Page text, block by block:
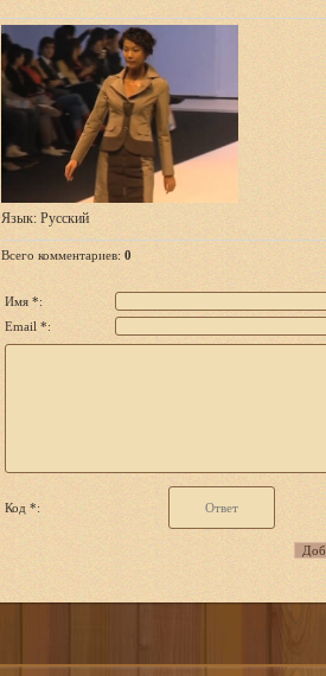
Язык: Русский
Всего комментариев: 0
Имя *:
Email *:
Код *: